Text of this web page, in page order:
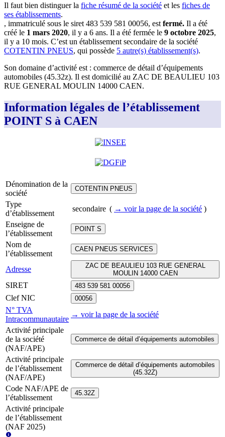
Il faut bien distinguer la fiche résumé de la société et les fiches de
ses établissements.
, immatriculé sous le siret 483 539 581 00056, est fermé. Il a été
créé le 1 mars 2020, il y a 6 ans. Il a été fermée le 9 octobre 2025,
il y a 10 mois. C’est un établissement secondaire de la société
COTENTIN PNEUS, qui possède 5 autre(s) établissement(s).
Son domaine d’activité est : commerce de détail d’équipements
automobiles (45.32z). Il est domicilié au ZAC DE BEAULIEU 103
RUE GENERAL MOULIN 14000 CAEN.
Information légales de l’établissement
POINT S à CAEN
Dénomination de la
société
COTENTIN PNEUS
Type
d’établissement
secondaire ( → voir la page de la société )
Enseigne de
l’établissement
POINT S
Nom de
l’établissement
CAEN PNEUS SERVICES
Adresse
ZAC DE BEAULIEU 103 RUE GENERAL
MOULIN 14000 CAEN
SIRET 483 539 581 00056
Clef NIC 00056
N° TVA
Intracommunautaire
→ voir la page de la société
Activité principale
de la société
(NAF/APE)
Commerce de détail d’équipements automobiles
Activité principale
de l’établissement
(NAF/APE)
Commerce de détail d’équipements automobiles
(45.32Z)
Code NAF/APE de
l’établissement
45.32Z
Activité principale
de l’établissement
(NAF 2025)